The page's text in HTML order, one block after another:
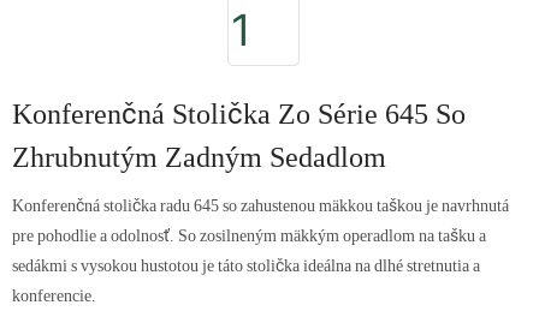
Konferenčná Stolička Zo Série 645 So
Zhrubnutým Zadným Sedadlom
Konferenčná stolička radu 645 so zahustenou mäkkou taškou je navrhnutá
pre pohodlie a odolnosť. So zosilneným mäkkým operadlom na tašku a
sedákmi s vysokou hustotou je táto stolička ideálna na dlhé stretnutia a
konferencie.